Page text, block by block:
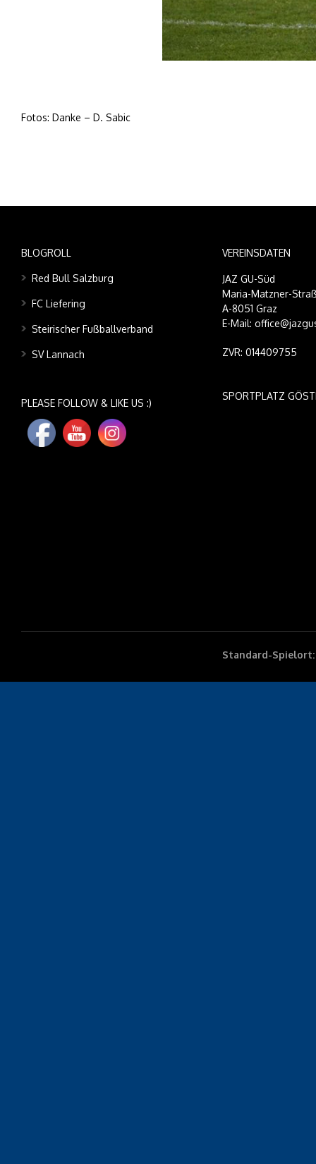
Fotos: Danke – D. Sabic
BLOGROLL
Red Bull Salzburg
FC Liefering
Steirischer Fußballverband
SV Lannach
PLEASE FOLLOW & LIKE US :)
VEREINSDATEN
JAZ GU-Süd
Maria-Matzner-
A-8051 Graz
E-Mail:
ZVR: 014409755
SPORTPLATZ
Standard-Spielort: